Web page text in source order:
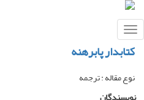
Toggle
navigation
کتابدار پابرهنه
نوع مقاله : ترجمه